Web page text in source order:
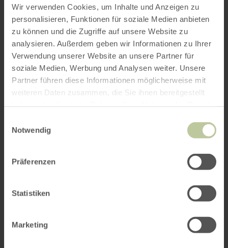
Wir verwenden Cookies, um Inhalte und Anzeigen zu
personalisieren, Funktionen für soziale Medien anbieten
zu können und die Zugriffe auf unsere Website zu
analysieren. Außerdem geben wir Informationen zu Ihrer
Verwendung unserer Website an unsere Partner für
soziale Medien, Werbung und Analysen weiter. Unsere
Partner führen diese Informationen möglicherweise mit
weiteren Daten zusammen, die Sie ihnen bereitgestellt
Notwendig
Präferenzen
Statistiken
Marketing